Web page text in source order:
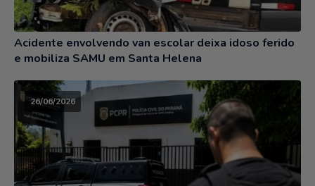
Acidente envolvendo van escolar deixa idoso ferido
e mobiliza SAMU em Santa Helena
26/06/2026